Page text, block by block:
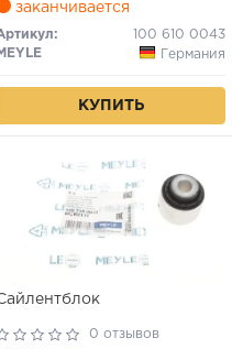
заканчивается
100 610 0043
MEYLE
Германия
КУПИТЬ
0 отзывов